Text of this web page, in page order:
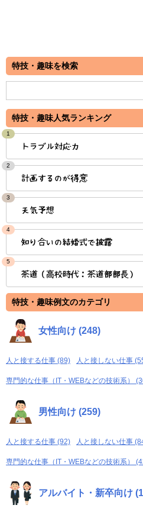
特技・趣味を検索
特技・趣味人気ランキング
1
トラブル対応力
2
計画するのが得意
3
天気予想
4
知り合いの結婚式で披露
5
茶道（高校時代：茶道部部長）
特技・趣味例文のカテゴリ
女性向け (248)
人と接する仕事 (89) 人と接しない仕事
専門的な仕事（IT・WEBなどの技術系）
男性向け (259)
人と接する仕事 (92) 人と接しない仕事
専門的な仕事（IT・WEBなどの技術系）
アルバイト・新卒向け